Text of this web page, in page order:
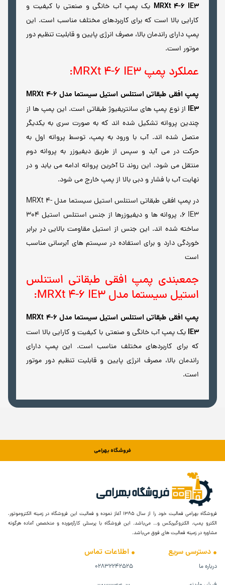
MRXt 4-6 IE3 یک پمپ آب خانگی و صنعتی با کیفیت و
کارایی بالا است که برای کاربردهای مختلف مناسب است. این
پمپ دارای راندمان بالا، مصرف انرژی پایین و قابلیت تنظیم دور
موتور است.
عملکرد پمپ MRXt 4-6 IE3:
پمپ افقی طبقاتی استنلس استیل سیستما مدل MRXt 4-6
IE3 از نوع پمپ های سانتریفیوژ طبقاتی است. این پمپ ها از
چندین پروانه تشکیل شده اند که به صورت سری به یکدیگر
متصل شده اند. آب با ورود به پمپ، توسط پروانه اول به
حرکت در می آید و سپس از طریق دیفیوزر به پروانه دوم
منتقل می شود. این روند تا آخرین پروانه ادامه می یابد و در
نهایت آب با فشار و دبی بالا از پمپ خارج می شود.
در پمپ افقی طبقاتی استنلس استیل سیستما مدل MRXt 4-
6 IE3، پروانه ها و دیفیوزرها از جنس استنلس استیل 304
ساخته شده اند. این جنس از استیل مقاومت بالایی در برابر
خوردگی دارد و برای استفاده در سیستم های آبرسانی مناسب
است
جمعبندی پمپ افقی طبقاتی استنلس
استیل سیستما مدل MRXt 4-6 IE3:
پمپ افقی طبقاتی استنلس استیل سیستما مدل MRXt 4-6
IE3 یک پمپ آب خانگی و صنعتی با کیفیت و کارایی بالا است
که برای کاربردهای مختلف مناسب است. این پمپ دارای
راندمان بالا، مصرف انرژی پایین و قابلیت تنظیم دور موتور
است.
فروشگاه بهرامی
فروشگاه بهرامی فعالیت خود را از سال ۱۳۸۵ آغاز نموده و فعالیت این فروشگاه در زمینه الکتروموتور،
الکترو پمپ، الکتروگیربکس و… می‌باشد. این فروشگاه با پرسنلی کارآزمورده و متخصص آماده هرگونه
مشاوره در زمینه فعالیت های فوق می‌باشد.
دسترسی سریع
درباره ما
اطلاعات تماس
۰۲۸۳۲۲۴۲۵۲۵